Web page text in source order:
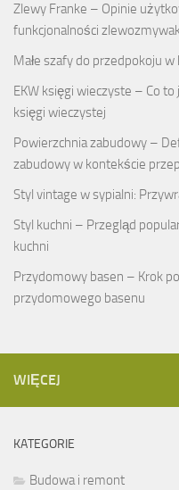
Zlewy Franke – Opinie
funkcjonalności
Małe szafy do przedpokoju w
EKW księgi wieczyste – Co
księgi wieczystej
Powierzchnia zabudowy –
zabudowy w kontekście
Styl vintage w sypialni:
Styl kuchni – Przegląd
kuchni
Przydomowy basen – Krok
przydomowego basenu
WIĘCEJ
KATEGORIE
Budowa i remont